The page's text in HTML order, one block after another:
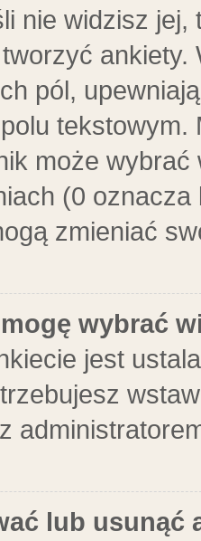
nie widzisz
ankiety.
pól,
może
(0
zmieniać
wybrać
jest
lub usunąć